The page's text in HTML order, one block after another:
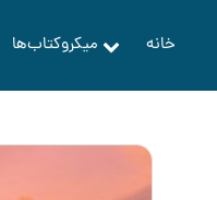
خانه میکروکتاب‌ها